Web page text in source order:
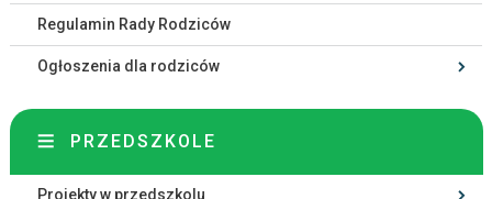
Regulamin Rady Rodziców
Ogłoszenia dla rodziców
PRZEDSZKOLE
Projekty w przedszkolu